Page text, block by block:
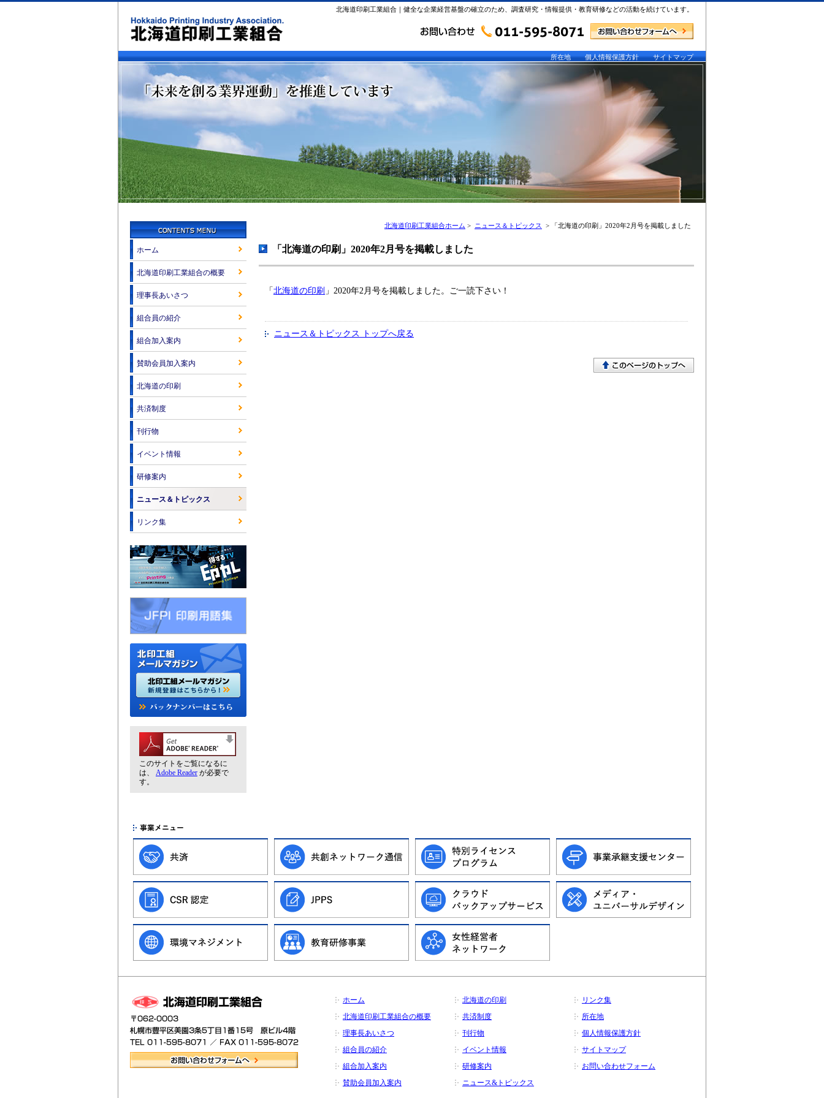
北海道印刷工業組合｜健全な企業経営基盤の確立のため、調査研究・情報提供・教育研修などの活動を続けています。
所在地 個人情報保護方針 サイトマップ
北海道印刷工業組合ホーム > ニュース＆トピックス > 「北海道の印刷」2020年2月号を掲載しました
「北海道の印刷」2020年2月号を掲載しました
「 北海道の印刷 」2020年2月号を掲載しました。ご一読下さい！
ニュース＆トピックス トップへ戻る
ホーム
北海道印刷工業組合の概要
理事長あいさつ
組合員の紹介
組合加入案内
賛助会員加入案内
北海道の印刷
共済制度
刊行物
イベント情報
研修案内
ニュース＆トピックス
リンク集
このサイトをご覧になるに
は、 Adobe Reader が必要で
す。
ホーム
北海道印刷工業組合の概要
理事長あいさつ
組合員の紹介
組合加入案内
賛助会員加入案内
北海道の印刷
共済制度
刊行物
イベント情報
研修案内
ニュース&トピックス
リンク集
所在地
個人情報保護方針
サイトマップ
お問い合わせフォーム